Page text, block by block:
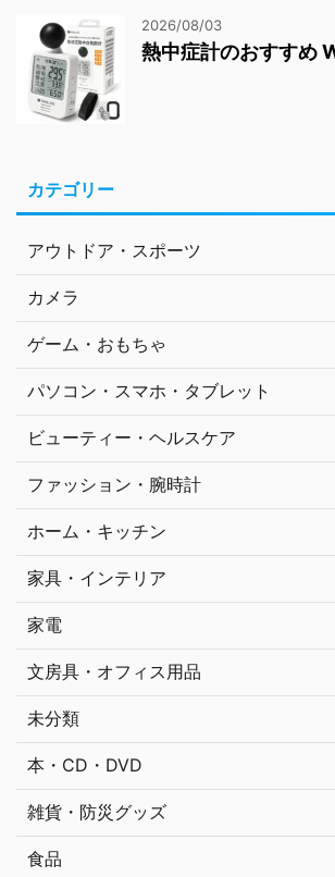
2026/08/03
熱中症計のおすすめ
カテゴリー
アウトドア・スポーツ
カメラ
ゲーム・おもちゃ
パソコン・スマホ・タブレット
ビューティー・ヘルスケア
ファッション・腕時計
ホーム・キッチン
家具・インテリア
家電
文房具・オフィス用品
未分類
本・CD・DVD
雑貨・防災グッズ
食品